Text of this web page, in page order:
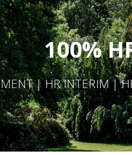
100%
| HR INTERIM |